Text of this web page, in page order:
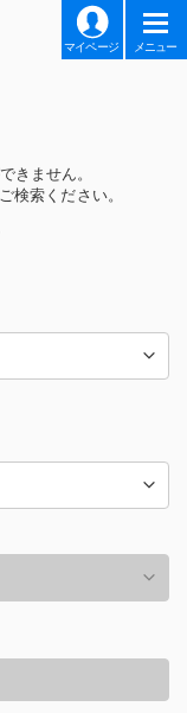
マイページ メニュー
きません。
検索ください。